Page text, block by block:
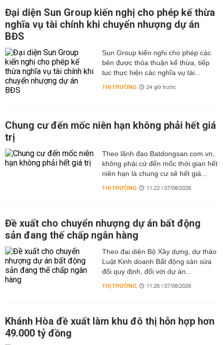
Đại diện Sun Group kiến nghị cho phép kế thừa
nghĩa vụ tài chính khi chuyển nhượng dự án
BĐS
Sun Group kiến nghị cho phép các
bên được thỏa thuận kế thừa, tiếp
tục thực hiện các nghĩa vụ tài...
THỊ TRƯỜNG 24 giờ trước
Chung cư đến mốc niên hạn không phải hết giá
trị
Theo lãnh đạo Batdongsan.com.vn,
không phải cứ đến mốc thời gian hết
niên hạn là chung cư sẽ hết giá...
THỊ TRƯỜNG 11:22 | 07/08/2026
Đề xuất cho chuyển nhượng dự án bất động
sản đang thế chấp ngân hàng
Theo đại diện Bộ Xây dựng, dự thảo
Luật Kinh doanh Bất động sản sửa
đổi quy định, đối với dự án...
THỊ TRƯỜNG 11:26 | 07/08/2026
Khánh Hòa đề xuất làm khu đô thị hỗn hợp hơn
49.000 tỷ đồng